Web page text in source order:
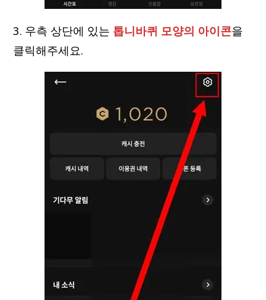
3. 우측 상단에 있는 톱니바퀴 모양의 아이콘을
클릭해주세요.